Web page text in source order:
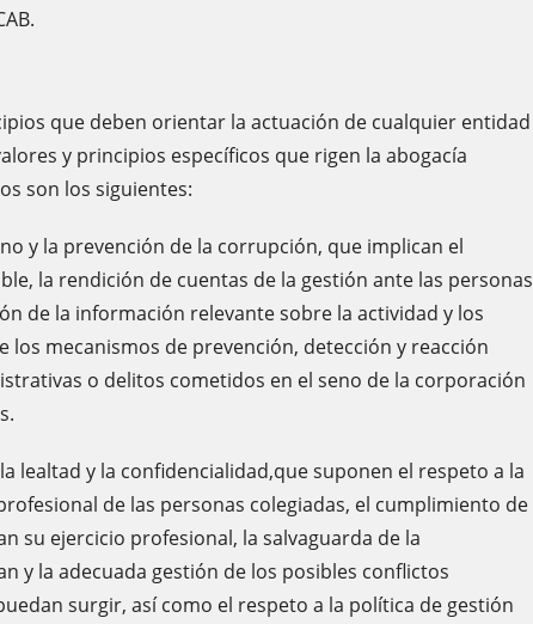
que deben orientar la actuación de cualquier entidad
y principios específicos que rigen la abogacía
son los siguientes:
y la prevención de la corrupción, que implican el
la rendición de cuentas de la gestión ante las personas
de la información relevante sobre la actividad y los
los mecanismos de prevención, detección y reacción
o delitos cometidos en el seno de la corporación
lealtad y la confidencialidad,que suponen el respeto a la
de las personas colegiadas, el cumplimiento de
su ejercicio profesional, la salvaguarda de la
y la adecuada gestión de los posibles conflictos
surgir, así como el respeto a la política de gestión